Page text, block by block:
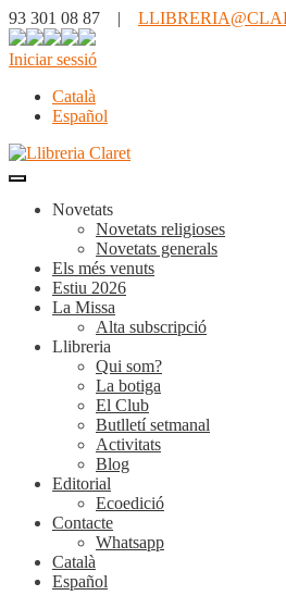
93 301 08 87 |
Iniciar sessió
Català
Español
Novetats
Novetats religioses
Novetats generals
Els més venuts
Estiu 2026
La Missa
Alta subscripció
Llibreria
Qui som?
La botiga
El Club
Butlletí setmanal
Activitats
Blog
Editorial
Ecoedició
Contacte
Whatsapp
Català
Español